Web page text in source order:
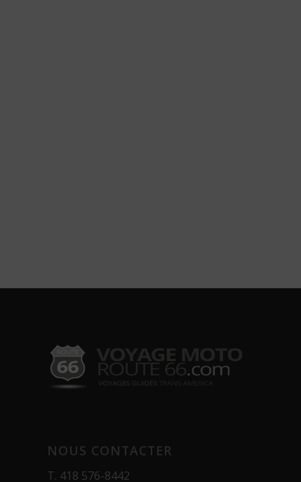
NOUS CONTACTER
T. 418 576-8442